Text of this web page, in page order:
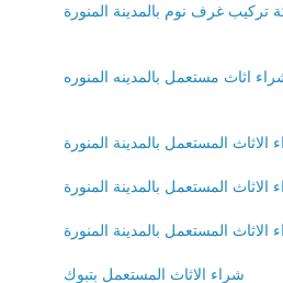
تركيب غرف نوم بالمدينة المنورة
اثاث مستعمل بالمدينه المنوره
الاثاث المستعمل بالمدينة المنورة
الاثاث المستعمل بالمدينة المنورة
الاثاث المستعمل بالمدينة المنورة
شراء الاثاث المستعمل بتبوك